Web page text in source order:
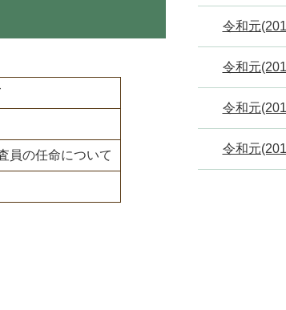
員の任命について
令和元
令和元
令和元
令和元